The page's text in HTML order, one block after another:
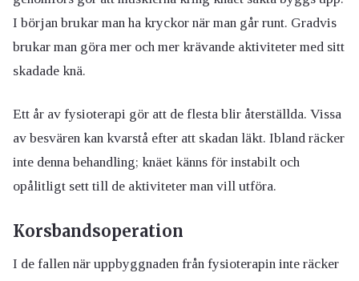
I början brukar man ha kryckor när man går runt. Gradvis
brukar man göra mer och mer krävande aktiviteter med sitt
skadade knä.
Ett år av fysioterapi gör att de flesta blir återställda. Vissa
av besvären kan kvarstå efter att skadan läkt. Ibland räcker
inte denna behandling; knäet känns för instabilt och
opålitligt sett till de aktiviteter man vill utföra.
Korsbandsoperation
I de fallen när uppbyggnaden från fysioterapin inte räcker